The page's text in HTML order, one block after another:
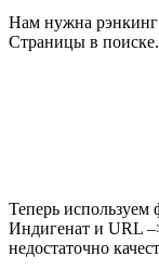
Нам нужна рэнкинг
Страницы в поиске.
Теперь
Индигенат и URL
недостаточно